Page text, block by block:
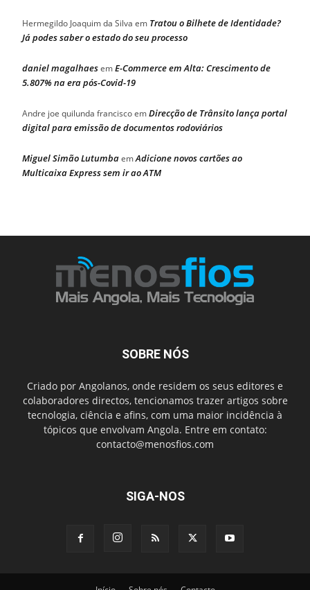
Hermegildo Joaquim da Silva em Tratou o Bilhete de Identidade?
Já podes saber o estado do seu processo
daniel magalhaesemE-Commerce em Alta: Crescimento de
5.807% na era pós-Covid-19
Andre joe quilunda franciscoemDirecção de Trânsito lança portal
digital para emissão de documentos rodoviários
Miguel Simão LutumbaemAdicione novos cartões ao
Multicaixa Express sem ir ao ATM
SOBRE NÓS
Criado por Angolanos, onde residem os seus editores e
colaboradores directos, tencionamos trazer artigos sobre
tecnologia, ciência e afins, com uma maior incidência à
tópicos que envolvam Angola. Entre em contato:
contacto@menosfios.com
SIGA-NOS